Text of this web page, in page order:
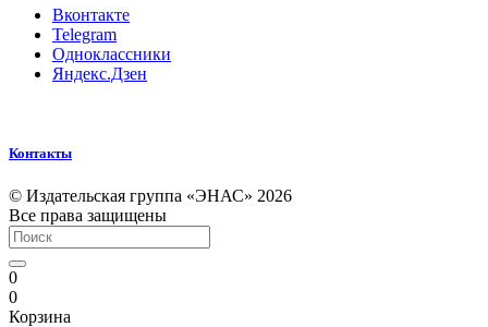
Вконтакте
Telegram
Одноклассники
Яндекс.Дзен
Контакты
© Издательская группа «ЭНАС» 2026
Все права защищены
0
0
Корзина